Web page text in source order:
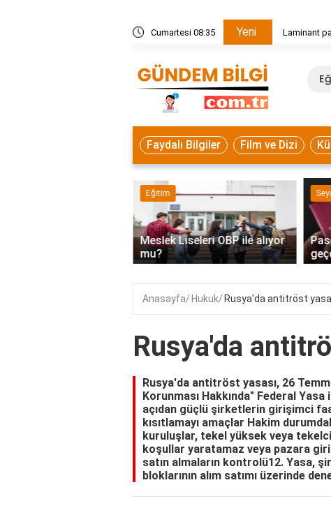
Cumartesi 08:35 Yeni Laminant
Faydalı Bilgiler Film ve Dizi
Eğitim
Meslek Liseleri OBP ile alıyor
mu?
‹
Anasayfa Hukuk Rusya'da antitröst
Rusya'da
Rusya'da antitröst yasası, 26
Korunması Hakkında" Federal
açıdan güçlü şirketlerin girişimci
kısıtlamayı amaçlar Hakim
kuruluşlar, tekel yüksek veya
koşullar yaratamaz veya pazara
satın almaların kontrolü12. Yasa,
bloklarının alım satımı üzerinde